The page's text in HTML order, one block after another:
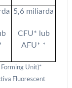
5,6 miliarda
CFU* lub
AFU* *
Unit)*
Fluorescent